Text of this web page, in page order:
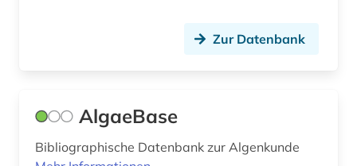
diagnose (1)
Zur Datenbank
AlgaeBase
Bibliographische Datenbank zur Algenkunde